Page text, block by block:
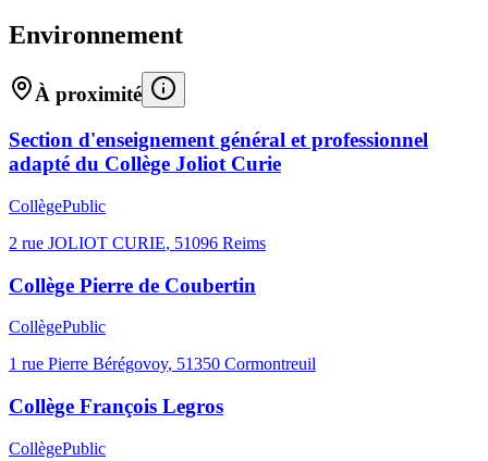
Environnement
À proximité
Section d'enseignement général et professionnel
adapté du Collège Joliot Curie
CollègePublic
2 rue JOLIOT CURIE, 51096 Reims
Collège Pierre de Coubertin
CollègePublic
1 rue Pierre Bérégovoy, 51350 Cormontreuil
Collège François Legros
CollègePublic